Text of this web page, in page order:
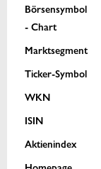
Börsensymbol
- Chart
Marktsegment
Ticker-Symbol
WKN
ISIN
Aktienindex